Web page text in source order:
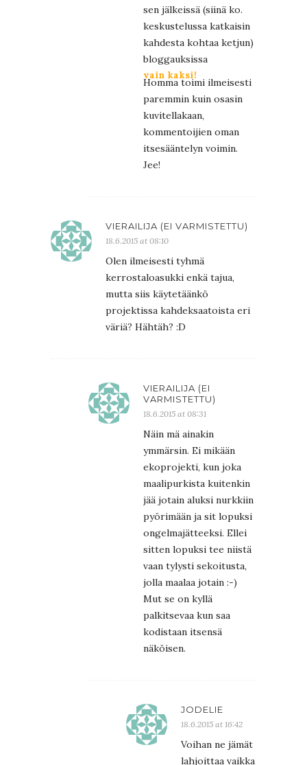
sen jälkeissä (siinä ko.
keskustelussa katkaisin
kahdesta kohtaa ketjun)
bloggauksissa
vain kaksi!
Homma toimi ilmeisesti
paremmin kuin osasin
kuvitellakaan,
kommentoijien oman
itsesääntelyn voimin.
Jee!
VIERAILIJA (EI VARMISTETTU)
18.6.2015 at 08:10
Olen ilmeisesti tyhmä
kerrostaloasukki enkä tajua,
mutta siis käytetäänkö
projektissa kahdeksaatoista eri
väriä? Hähtäh? :D
VIERAILIJA (EI
VARMISTETTU)
18.6.2015 at 08:31
Näin mä ainakin
ymmärsin. Ei mikään
ekoprojekti, kun joka
maalipurkista kuitenkin
jää jotain aluksi nurkkiin
pyörimään ja sit lopuksi
ongelmajätteeksi. Ellei
sitten lopuksi tee niistä
vaan tylysti sekoitusta,
jolla maalaa jotain :-)
Mut se on kyllä
palkitsevaa kun saa
kodistaan itsensä
näköisen.
JODELIE
18.6.2015 at 16:42
Voihan ne jämät
lahjoittaa vaikka